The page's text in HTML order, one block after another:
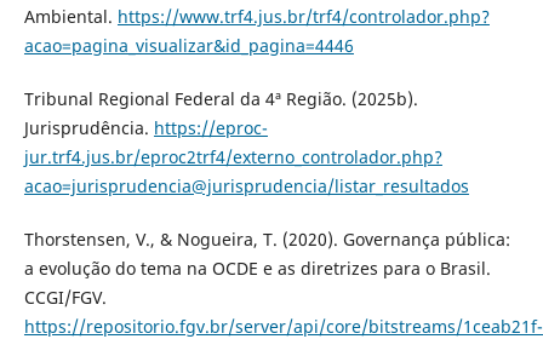
Ambiental. https://www.trf4.jus.br/trf4/controlador.php?
acao=pagina_visualizar&id_pagina=4446
Tribunal Regional Federal da 4ª Região. (2025b).
Jurisprudência. https://eproc-
jur.trf4.jus.br/eproc2trf4/externo_controlador.php?
acao=jurisprudencia@jurisprudencia/listar_resultados
Thorstensen, V., & Nogueira, T. (2020). Governança pública:
a evolução do tema na OCDE e as diretrizes para o Brasil.
CCGI/FGV.
https://repositorio.fgv.br/server/api/core/bitstreams/1ceab21f-